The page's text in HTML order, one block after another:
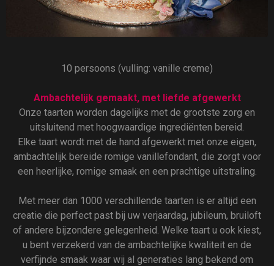
10 persoons (vulling: vanille creme)
Ambachtelijk gemaakt, met liefde afgewerkt
Onze taarten worden dagelijks met de grootste zorg en
uitsluitend met hoogwaardige ingrediënten bereid.
Elke taart wordt met de hand afgewerkt met onze eigen,
ambachtelijk bereide romige vanillefondant, die zorgt voor
een heerlijke, romige smaak en een prachtige uitstraling.
Met meer dan 1000 verschillende taarten is er altijd een
creatie die perfect past bij uw verjaardag, jubileum, bruiloft
of andere bijzondere gelegenheid. Welke taart u ook kiest,
u bent verzekerd van de ambachtelijke kwaliteit en de
verfijnde smaak waar wij al generaties lang bekend om